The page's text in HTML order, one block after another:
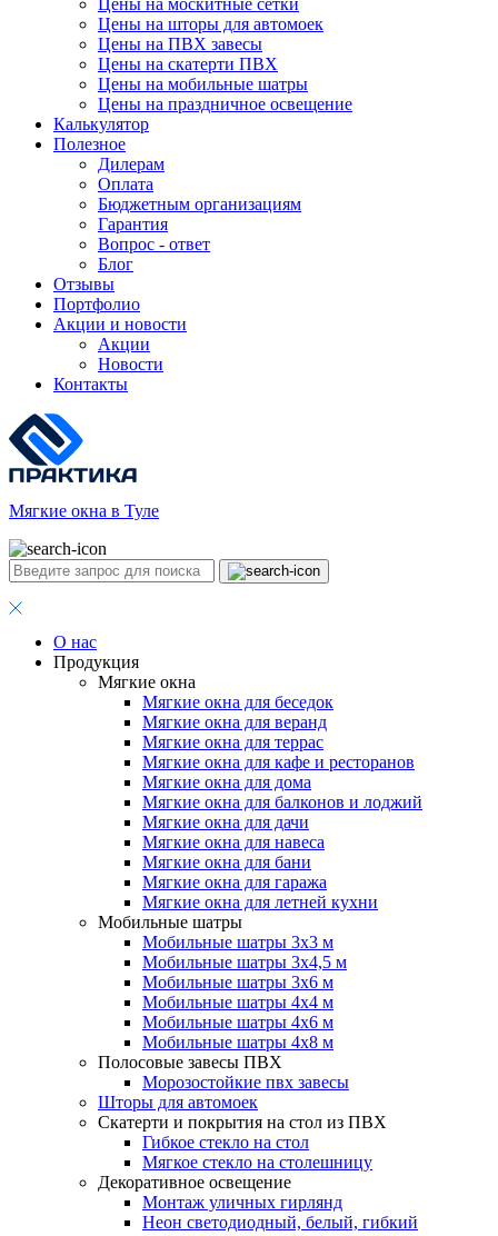
Цены на москитные сетки
Цены на шторы для автомоек
Цены на ПВХ завесы
Цены на скатерти ПВХ
Цены на мобильные шатры
Цены на праздничное освещение
Калькулятор
Полезное
Дилерам
Оплата
Бюджетным организациям
Гарантия
Вопрос - ответ
Блог
Отзывы
Портфолио
Акции и новости
Акции
Новости
Контакты
Мягкие окна в Туле
О нас
Продукция
Мягкие окна
Мягкие окна для беседок
Мягкие окна для веранд
Мягкие окна для террас
Мягкие окна для кафе и ресторанов
Мягкие окна для дома
Мягкие окна для балконов и лоджий
Мягкие окна для дачи
Мягкие окна для навеса
Мягкие окна для бани
Мягкие окна для гаража
Мягкие окна для летней кухни
Мобильные шатры
Мобильные шатры 3х3 м
Мобильные шатры 3х4,5 м
Мобильные шатры 3х6 м
Мобильные шатры 4х4 м
Мобильные шатры 4х6 м
Мобильные шатры 4х8 м
Полосовые завесы ПВХ
Морозостойкие пвх завесы
Шторы для автомоек
Скатерти и покрытия на стол из ПВХ
Гибкое стекло на стол
Мягкое стекло на столешницу
Декоративное освещение
Монтаж уличных гирлянд
Неон светодиодный, белый, гибкий